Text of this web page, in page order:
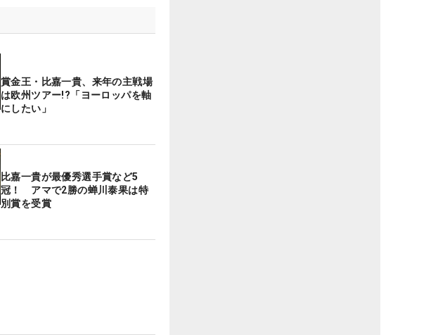
賞金王・比嘉一貴、来年の主戦場
は欧州ツアー!?「ヨーロッパを軸
にしたい」
比嘉一貴が最優秀選手賞など5
冠！ アマで2勝の蝉川泰果は特
別賞を受賞